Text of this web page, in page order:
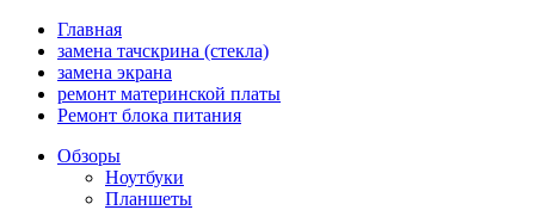
Главная
замена тачскрина (стекла)
замена экрана
ремонт материнской платы
Ремонт блока питания
Обзоры
Ноутбуки
Планшеты